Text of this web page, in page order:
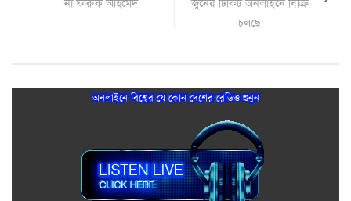
না ফারুক আহমেদ
জুনের টিকিট অনলাইনে বিক্রি
চলছে
অনলাইনে বিশ্বের যে কোন দেশের রেডিও শুনুন